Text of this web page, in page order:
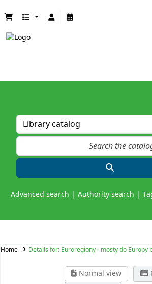
Advanced search Authority search
Home Details for: Euroregiony - mosty do Europy
Normal view